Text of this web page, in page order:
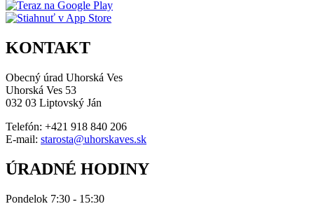
KONTAKT
Obecný úrad Uhorská Ves
Uhorská Ves 53
032 03 Liptovský Ján
Telefón: +421 918 840 206
E-mail: starosta@uhorskaves.sk
ÚRADNÉ HODINY
Pondelok 7:30 - 15:30